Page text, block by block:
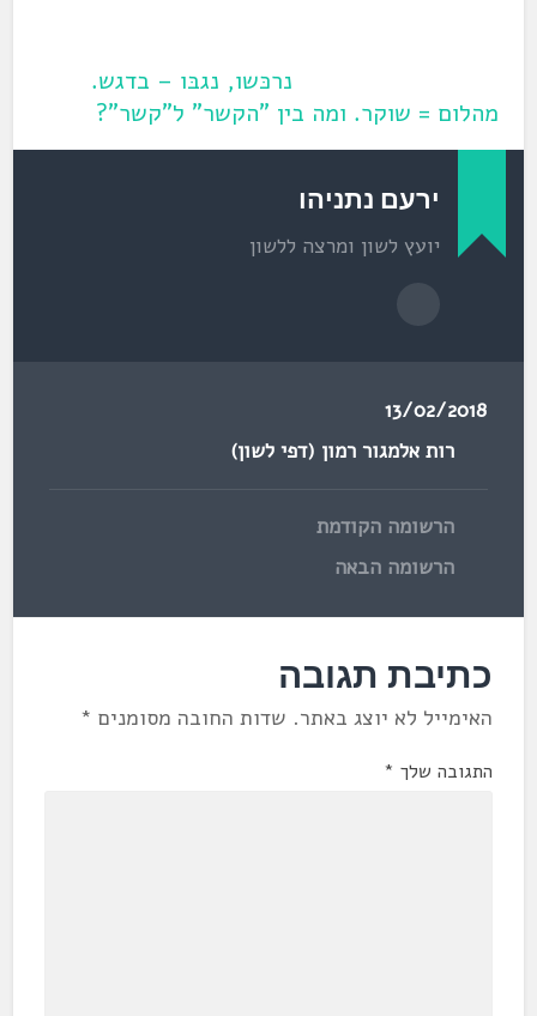
נרכּשו, נגבּו – בדגש.
מהלום = שוקר. ומה בין "הקשר" ל"קשר"?
ירעם נתניהו
יועץ לשון ומרצה ללשון
13/02/2018
רות אלמגור רמון (דפי לשון)
הרשומה הקודמת
הרשומה הבאה
כתיבת תגובה
האימייל לא יוצג באתר. שדות החובה מסומנים *
התגובה שלך *